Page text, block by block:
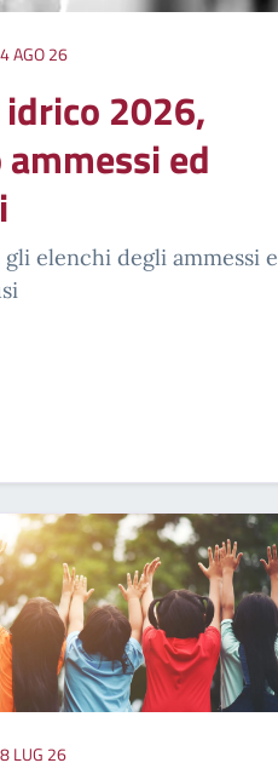
AGO 26
2026,
ed
elenchi degli ammessi e
LUG 26